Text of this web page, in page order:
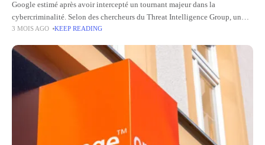
Google estimé après avoir intercepté un tournant majeur dans la
cybercriminalité. Selon des chercheurs du Threat Intelligence Group, un
groupe de hackers a utilisé l'intelligence artificielle pour découvrir puis
3 MOIS AGO KEEP READING